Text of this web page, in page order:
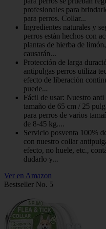
profesionales para
para perros. Collar...
Ingredientes naturales y
perros están hechos con
plantas de hierba de
causarán...
Protección de larga
antipulgas perros utiliza
efecto de liberación
puede...
Fácil de usar: Nuestro
tamaño de 65 cm / 25
para perros de varios
de 8-45 kg....
Servicio posventa 100%
con nuestro collar
efecto, no huele, etc.,
dudarlo y...
Ver en Amazon
Bestseller No. 5